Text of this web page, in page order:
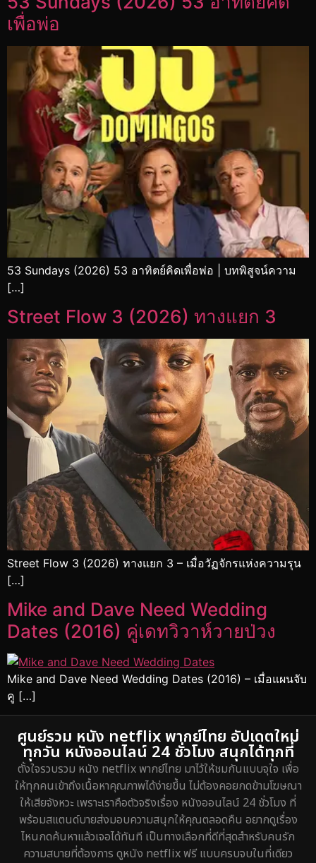
เพื่อพ่อ
53 Sundays (2026) 53 อาทิตย์คิดเพื่อพ่อ | บทพิสูจน์ความ
[…]
Street Flow 3 (2026) ทางแยก 3
Street Flow 3 (2026) ทางแยก 3 – เมื่อวัฏจักรแห่งความรุน
[…]
Mike and Dave Need Wedding
Dates (2016) คู่เดทวิวาห์วายป่วง
Mike and Dave Need Wedding Dates (2016) – เมื่อแผนจับ
คู […]
ศูนย์รวม หนัง netflix พากย์ไทย อัปเดตใหม่
ทุกวัน หนังออนไลน์ 24 ชั่วโมง สนุกได้ทุกที่
ตั้งใจรวบรวม หนัง netflix พากย์ไทย มาไว้ให้ชมกันแบบจุใจ เพื่อ
ให้ทุกคนเข้าถึงเนื้อหาคุณภาพได้ง่ายขึ้น ไม่ต้องคอยกดข้ามโฆษณา
ให้เสียจังหวะ เพราะเราคือตัวจริงเรื่อง หนังออนไลน์ 24 ชั่วโมง ที่
พร้อมสแตนด์บายส่งมอบความสนุกให้คุณตลอดคืน อยากดูเรื่อง
ไหนกดค้นหาแล้วเจอได้ทันที เป็นทางเลือกที่ดีที่สุดสำหรับคนรัก
ความสบายที่ต้องการ ดูหนัง netflix ฟรี แบบครบจบในที่เดียว